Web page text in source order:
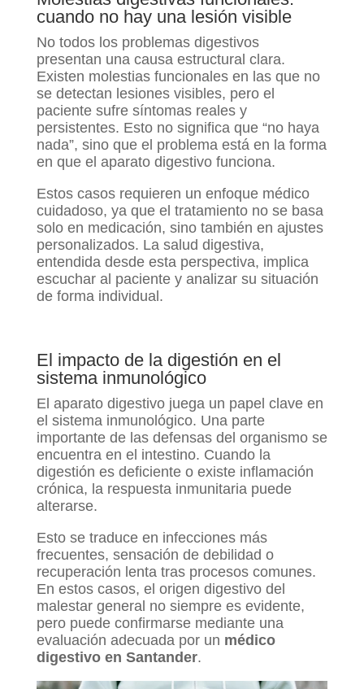
cuando no hay una lesión visible
No todos los problemas digestivos
presentan una causa estructural clara.
Existen molestias funcionales en las que no
se detectan lesiones visibles, pero el
paciente sufre síntomas reales y
persistentes. Esto no significa que “no haya
nada”, sino que el problema está en la forma
en que el aparato digestivo funciona.
Estos casos requieren un enfoque médico
cuidadoso, ya que el tratamiento no se basa
solo en medicación, sino también en ajustes
personalizados. La salud digestiva,
entendida desde esta perspectiva, implica
escuchar al paciente y analizar su situación
de forma individual.
El impacto de la digestión en el
sistema inmunológico
El aparato digestivo juega un papel clave en
el sistema inmunológico. Una parte
importante de las defensas del organismo se
encuentra en el intestino. Cuando la
digestión es deficiente o existe inflamación
crónica, la respuesta inmunitaria puede
alterarse.
Esto se traduce en infecciones más
frecuentes, sensación de debilidad o
recuperación lenta tras procesos comunes.
En estos casos, el origen digestivo del
malestar general no siempre es evidente,
pero puede confirmarse mediante una
evaluación adecuada por un médico
digestivo en Santander.